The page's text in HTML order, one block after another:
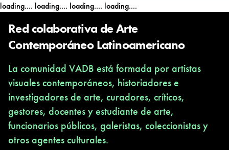
loading.... loading.... loading.... loading....
Red colaborativa de Arte
Contemporáneo Latinoamericano
La comunidad VADB está formada por artistas
visuales contemporáneos, historiadores e
investigadores de arte, curadores, críticos,
gestores, docentes y estudiante de arte,
funcionarios públicos, galeristas, coleccionistas y
otros agentes culturales.